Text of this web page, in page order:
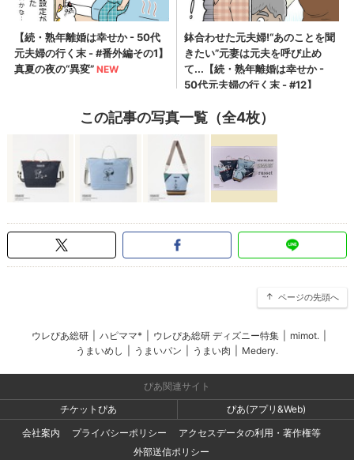
この記事の写真一覧（全4枚）
ページの先頭へ
ウレぴあ総研 ハピママ* ウレぴあ総研 ディズニー特集 mimot.
うまいめし
うまいパン うまい肉 Medery.
ぴあ関連サイト
チケットぴあ
ぴあ(アプリ&Web)
会社案内
プライバシーポリシー
アクセスデータの利用・著作権等
外部送信ポリシー